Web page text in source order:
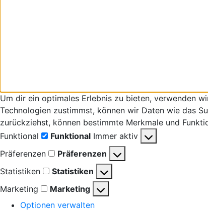
Um dir ein optimales Erlebnis zu bieten, verwenden
Technologien zustimmst, können wir Daten wie das
zurückziehst, können bestimmte Merkmale und
Funktional
Funktional Immer aktiv
Präferenzen
Präferenzen
Statistiken
Statistiken
Marketing
Marketing
Optionen verwalten